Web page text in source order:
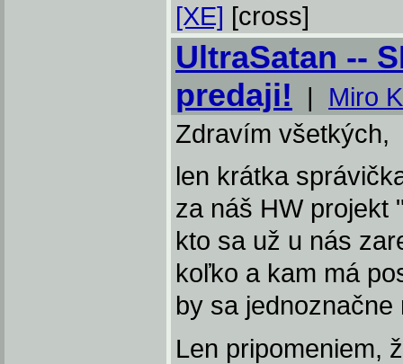
[XE] [cross]
UltraSatan --
predaji! | Miro
Zdravím všetkých,
len krátka
za náš HW projekt
kto sa už u nás
koľko a kam má
by sa jednoznačne
Len pripomeniem,